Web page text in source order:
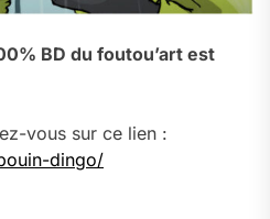
BD du foutou’art est
vous sur ce lien :
dingo/